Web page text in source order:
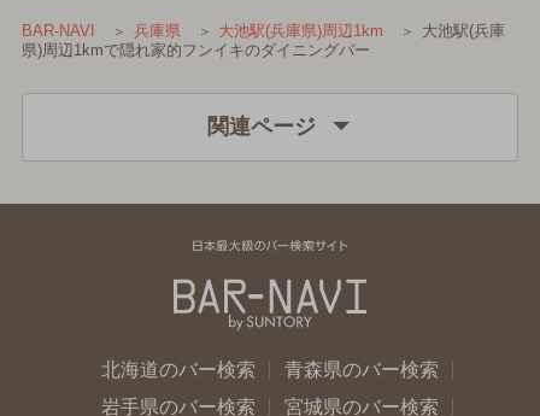
BAR-NAVI 兵庫県 大池駅(兵庫県)周辺1km
大池駅(兵庫
県)周辺1kmで隠れ家的フンイキのダイニングバー
関連ページ
北海道のバー検索
青森県のバー検索
岩手県のバー検索
宮城県のバー検索